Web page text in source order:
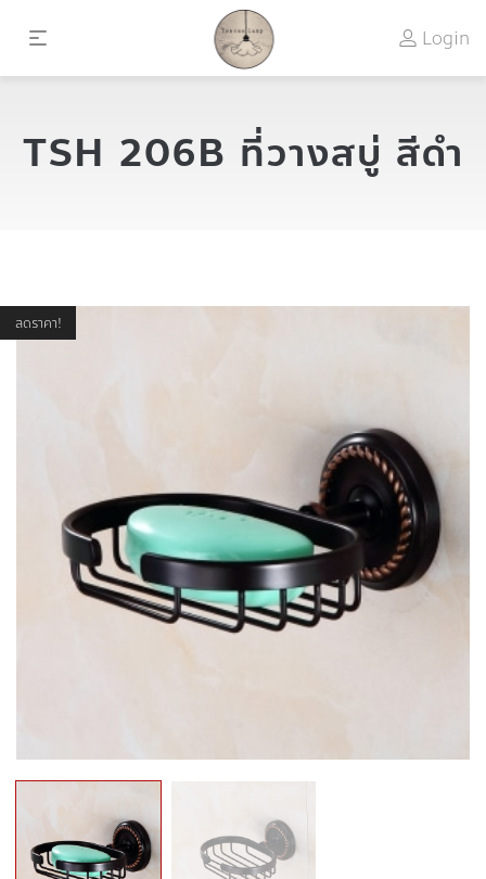
Login
TSH 206B ที่วางสบู่ สีดำ
ลดราคา!